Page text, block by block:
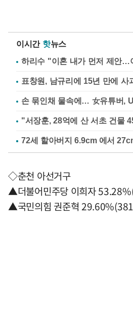
이시간 핫뉴스
하리수 "이혼 내가 먼저 제안…
표창원, 남규리에 15년 만에
손 묶인채 물속에… 女유튜버,
"서장훈, 28억에 산 서초 건물
◇춘천 아선거구
▲더불어민주당 이희자
▲국민의힘 권준혁